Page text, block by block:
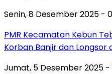
Senin, 8 Desember 2025 -
PMR Kecamatan Kebun
Korban Banjir dan Longsor
Jumat, 5 Desember 2025 -